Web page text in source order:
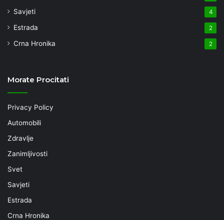
Savjeti 4
Estrada 2
Crna Hronika 2
Morate Procitati
Privacy Policy
Automobili
Zdravlje
Zanimljivosti
Svet
Savjeti
Estrada
Crna Hronika